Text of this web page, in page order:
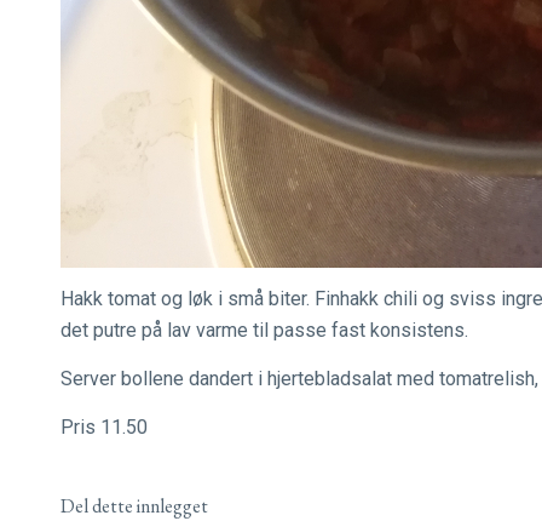
Hakk tomat og løk i små biter. Finhakk chili og sviss
det putre på lav varme til passe fast konsistens.
Server bollene dandert i hjertebladsalat med
Pris 11.50
Del dette innlegget